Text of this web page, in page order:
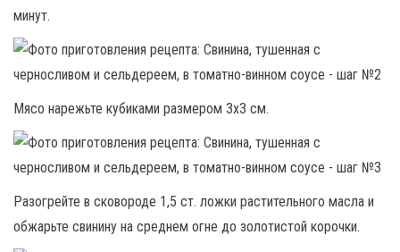
минут.
Мясо нарежьте кубиками размером 3х3 см.
Разогрейте в сковороде 1,5 ст. ложки растительного масла и
обжарьте свинину на среднем огне до золотистой корочки.